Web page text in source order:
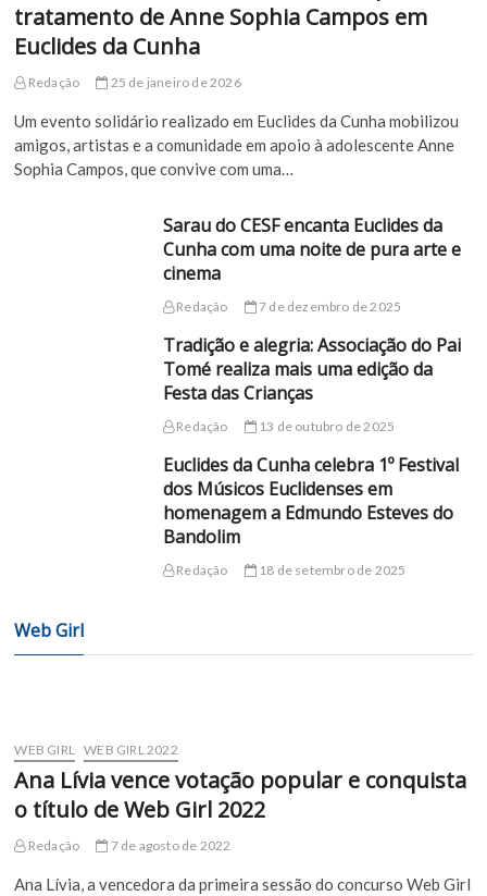
tratamento de Anne Sophia Campos em
Euclides da Cunha
Redação 25 de janeiro de 2026
Um evento solidário realizado em Euclides da Cunha mobilizou
amigos, artistas e a comunidade em apoio à adolescente Anne
Sophia Campos, que convive com uma…
Sarau do CESF encanta Euclides da
Cunha com uma noite de pura arte e
cinema
Redação 7 de dezembro de 2025
Tradição e alegria: Associação do Pai
Tomé realiza mais uma edição da
Festa das Crianças
Redação 13 de outubro de 2025
Euclides da Cunha celebra 1º Festival
dos Músicos Euclidenses em
homenagem a Edmundo Esteves do
Bandolim
Redação 18 de setembro de 2025
Web Girl
WEB GIRL WEB GIRL 2022
Ana Lívia vence votação popular e conquista
o título de Web Girl 2022
Redação 7 de agosto de 2022
Ana Lívia, a vencedora da primeira sessão do concurso Web Girl